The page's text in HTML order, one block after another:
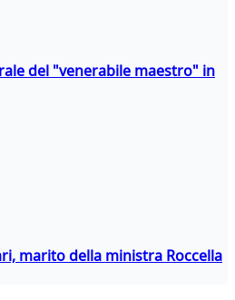
del "venerabile maestro" in
marito della ministra Roccella